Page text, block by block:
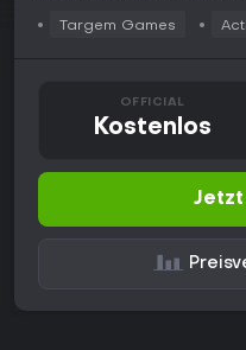
Targem Games
OFFICIAL
Kostenlos
Jetzt